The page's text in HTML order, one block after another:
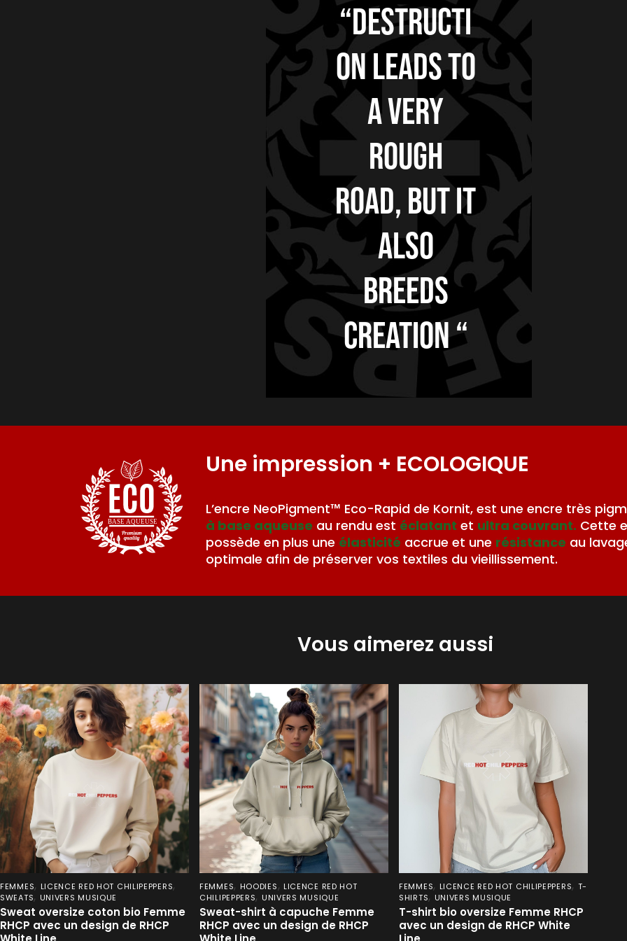
“Destructi
on leads to
a very
rough
road, but it
also
breeds
creation “
BASE AQUEUSE
Une impression + ECOLOGIQUE
L’encre NeoPigment™ Eco-Rapid de Kornit, est une encre très
à base aqueuse au rendu est éclatant et ultra couvrant. Cette
possède en plus une élasticité accrue et une résistance au
optimale afin de préserver vos textiles du vieillissement.
Vous aimerez aussi
FEMMES, LICENCE RED HOT CHILIPEPPERS,
SWEATS, UNIVERS MUSIQUE
Sweat oversize coton bio Femme
RHCP avec un design de RHCP
FEMMES, HOODIES, LICENCE RED HOT
CHILIPEPPERS, UNIVERS MUSIQUE
Sweat-shirt à capuche Femme
RHCP avec un design de RHCP
FEMMES, LICENCE RED HOT CHILIPEPPERS, T-
SHIRTS, UNIVERS MUSIQUE
T-shirt bio oversize Femme RHCP
avec un design de RHCP White